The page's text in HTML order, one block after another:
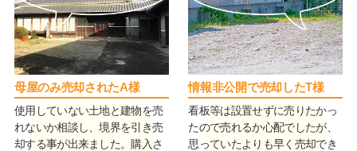
母屋のみ売却されたA様
使用していない土地と建物を売
れないか相談し、境界を引き売
却する事が出来ました。購入さ
情報非公開で売却したT様
看板等は設置せずに売りたかっ
たので売れるか心配でしたが、
思っていたよりも早く売却でき